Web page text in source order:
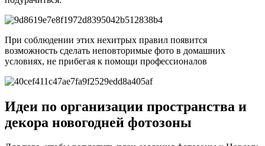
При соблюдении этих нехитрых правил появится
возможность сделать неповторимые фото в домашних
условиях, не прибегая к помощи профессионалов
Идеи по организации пространства и
декора новогодней фотозоны